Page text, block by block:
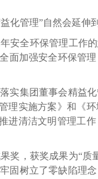
管理”自然会延伸到
全环保管理工作的
面加强安全环保管
集团董事会精益化
理实施方案》和《
进清洁文明管理工
，获奖成果为“质
固树立了零缺陷理